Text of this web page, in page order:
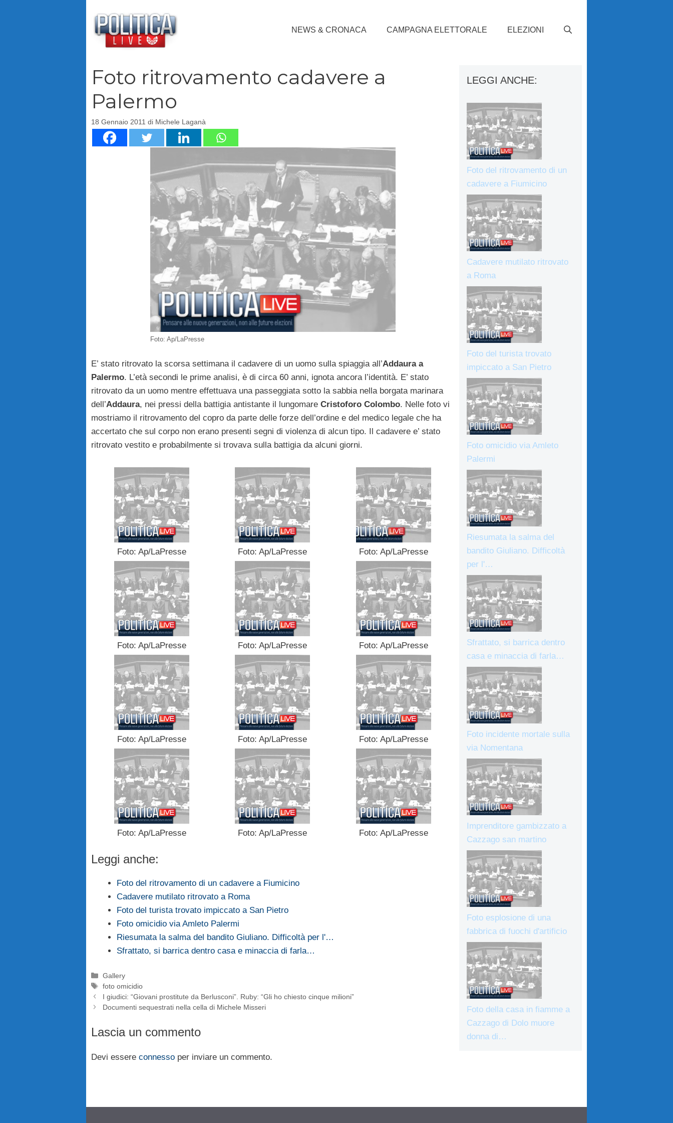
NEWS & CRONACA CAMPAGNA ELETTORALE ELEZIONI
Foto ritrovamento cadavere a
Palermo
18 Gennaio 2011 di Michele Laganà
Foto: Ap/LaPresse
E’ stato ritrovato la scorsa settimana il cadavere di un uomo sulla spiaggia all’Addaura a
Palermo. L’età secondi le prime analisi, è di circa 60 anni, ignota ancora l’identità. E’ stato
ritrovato da un uomo mentre effettuava una passeggiata sotto la sabbia nella borgata marinara
dell’Addaura, nei pressi della battigia antistante il lungomare Cristoforo Colombo. Nelle foto vi
mostriamo il ritrovamento del copro da parte delle forze dell’ordine e del medico legale che ha
accertato che sul corpo non erano presenti segni di violenza di alcun tipo. Il cadavere e’ stato
ritrovato vestito e probabilmente si trovava sulla battigia da alcuni giorni.
Foto: Ap/LaPresse Foto: Ap/LaPresse Foto: Ap/LaPresse
Foto: Ap/LaPresse Foto: Ap/LaPresse Foto: Ap/LaPresse
Foto: Ap/LaPresse Foto: Ap/LaPresse Foto: Ap/LaPresse
Foto: Ap/LaPresse Foto: Ap/LaPresse Foto: Ap/LaPresse
Leggi anche:
Foto del ritrovamento di un cadavere a Fiumicino
Cadavere mutilato ritrovato a Roma
Foto del turista trovato impiccato a San Pietro
Foto omicidio via Amleto Palermi
Riesumata la salma del bandito Giuliano. Difficoltà per l'…
Sfrattato, si barrica dentro casa e minaccia di farla…
Categorie
Gallery
Tag
foto omicidio
I giudici: “Giovani prostitute da Berlusconi”. Ruby: “Gli ho chiesto cinque milioni”
Documenti sequestrati nella cella di Michele Misseri
Lascia un commento
Devi essere connesso per inviare un commento.
LEGGI ANCHE:
Foto del ritrovamento di un
cadavere a Fiumicino
Cadavere mutilato ritrovato
a Roma
Foto del turista trovato
impiccato a San Pietro
Foto omicidio via Amleto
Palermi
Riesumata la salma del
bandito Giuliano. Difficoltà
per l'…
Sfrattato, si barrica dentro
casa e minaccia di farla…
Foto incidente mortale sulla
via Nomentana
Imprenditore gambizzato a
Cazzago san martino
Foto esplosione di una
fabbrica di fuochi d'artificio
Foto della casa in fiamme a
Cazzago di Dolo muore
donna di…